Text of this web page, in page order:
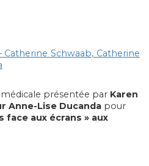
Catherine Schwaab, Catherine
présentée par Karen
Anne-Lise Ducanda pour
face aux écrans » aux